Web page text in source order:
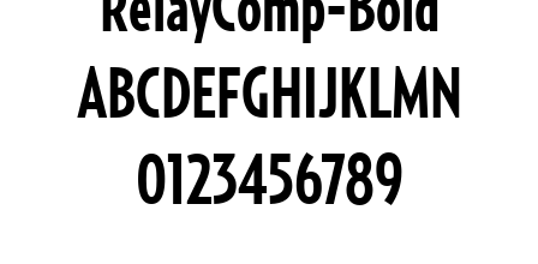
ABCDEFGHIJKLMN
0123456789